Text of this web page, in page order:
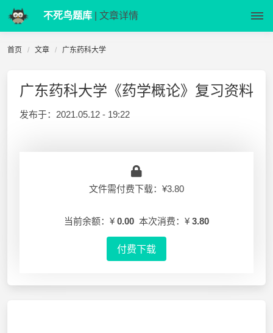
不死鸟题库 | 文章详情
首页 文章 广东药科大学
广东药科大学《药学概论》复习资料
发布于： 2021.05.12 - 19:22
文件需付费下载：¥3.80
当前余额：¥ 0.00 本次消费：¥ 3.80
付费下载